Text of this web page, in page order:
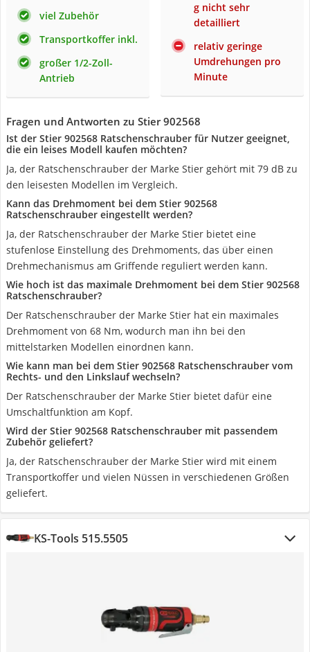
viel Zubehör
Transportkoffer inkl.
großer 1/2-Zoll-
Antrieb
g nicht sehr
detailliert
relativ geringe
Umdrehungen pro
Minute
Fragen und Antworten zu Stier 902568
Ist der Stier 902568 Ratschenschrauber für Nutzer geeignet,
die ein leises Modell kaufen möchten?
Ja, der Ratschenschrauber der Marke Stier gehört mit 79 dB zu
den leisesten Modellen im Vergleich.
Kann das Drehmoment bei dem Stier 902568
Ratschenschrauber eingestellt werden?
Ja, der Ratschenschrauber der Marke Stier bietet eine
stufenlose Einstellung des Drehmoments, das über einen
Drehmechanismus am Griffende reguliert werden kann.
Wie hoch ist das maximale Drehmoment bei dem Stier 902568
Ratschenschrauber?
Der Ratschenschrauber der Marke Stier hat ein maximales
Drehmoment von 68 Nm, wodurch man ihn bei den
mittelstarken Modellen einordnen kann.
Wie kann man bei dem Stier 902568 Ratschenschrauber vom
Rechts- und den Linkslauf wechseln?
Der Ratschenschrauber der Marke Stier bietet dafür eine
Umschaltfunktion am Kopf.
Wird der Stier 902568 Ratschenschrauber mit passendem
Zubehör geliefert?
Ja, der Ratschenschrauber der Marke Stier wird mit einem
Transportkoffer und vielen Nüssen in verschiedenen Größen
geliefert.
KS-Tools 515.5505